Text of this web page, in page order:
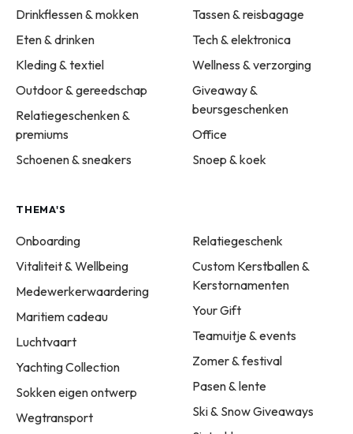
Drinkflessen & mokken
Eten & drinken
Kleding & textiel
Outdoor & gereedschap
Relatiegeschenken &
premiums
Schoenen & sneakers
Tassen & reisbagage
Tech & elektronica
Wellness & verzorging
Giveaway &
beursgeschenken
Office
Snoep & koek
THEMA'S
Onboarding
Vitaliteit & Wellbeing
Medewerkerwaardering
Maritiem cadeau
Luchtvaart
Yachting Collection
Sokken eigen ontwerp
Wegtransport
Relatiegeschenk
Custom Kerstballen &
Kerstornamenten
Your Gift
Teamuitje & events
Zomer & festival
Pasen & lente
Ski & Snow Giveaways